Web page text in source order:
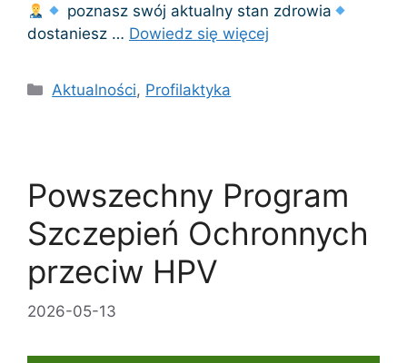
poznasz swój aktualny stan zdrowia
dostaniesz … Dowiedz się więcej
Kategorie
Aktualności, Profilaktyka
Powszechny Program
Szczepień Ochronnych
przeciw HPV
2026-05-13